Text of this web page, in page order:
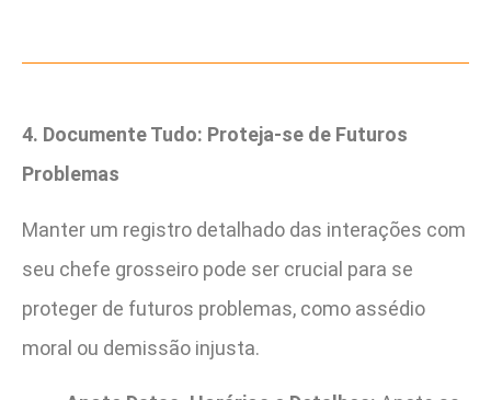
4. Documente Tudo: Proteja-se de Futuros
Problemas
Manter um registro detalhado das interações com
seu chefe grosseiro pode ser crucial para se
proteger de futuros problemas, como assédio
moral ou demissão injusta.